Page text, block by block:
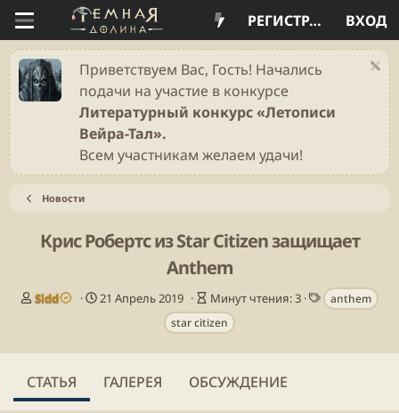
ВХОД
РЕГИСТРАЦИЯ
Приветствуем Вас, Гость! Начались
подачи на участие в конкурсе
Литературный конкурс «Летописи
Вейра-Тал».
Всем участникам желаем удачи!
Новости
Крис Робертс из Star Citizen защищает
Anthem
А
Sidd
Д
у
21 Апрель 2019
В
р
е
ч
Минут чтения: 3
Т
е
anthem
star citizen
СТАТЬЯ ГАЛЕРЕЯ ОБСУЖДЕНИЕ